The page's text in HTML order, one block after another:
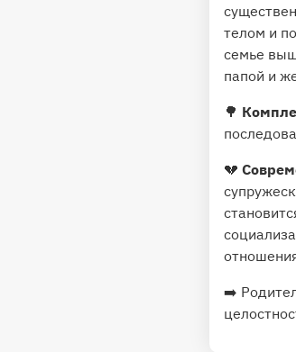
телом и
семье
папой и
🌳
💔
➡️